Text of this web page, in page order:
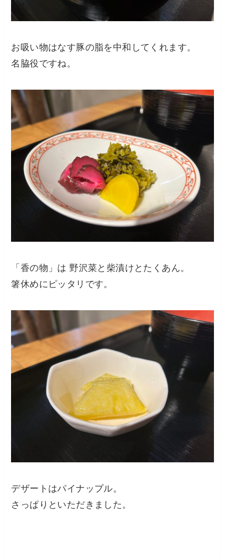
お吸い物はなす豚の脂を中和してくれます。
名脇役ですね。
「香の物」は 野沢菜と柴漬けとたくあん。
箸休めにピッタリです。
デザートはパイナップル。
さっぱりといただきました。